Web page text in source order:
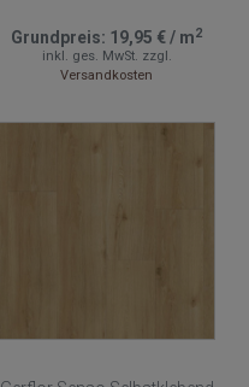
Grundpreis: 19,95 €/ m2
inkl. ges. MwSt. zzgl.
Versandkosten